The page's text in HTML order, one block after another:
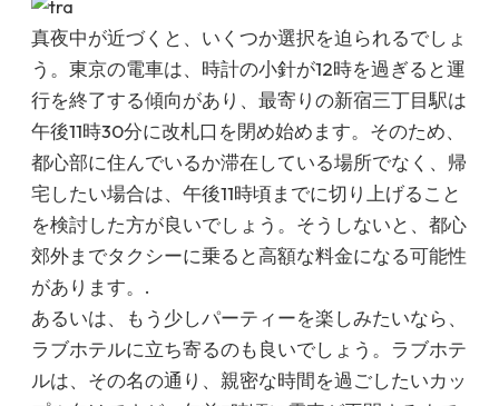
真夜中が近づくと、いくつか選択を迫られるでしょ
う。東京の電車は、時計の小針が12時を過ぎると運
行を終了する傾向があり、最寄りの新宿三丁目駅は
午後11時30分に改札口を閉め始めます。そのため、
都心部に住んでいるか滞在している場所でなく、帰
宅したい場合は、午後11時頃までに切り上げること
を検討した方が良いでしょう。そうしないと、都心
郊外までタクシーに乗ると高額な料金になる可能性
があります。.
あるいは、もう少しパーティーを楽しみたいなら、
ラブホテルに立ち寄るのも良いでしょう。ラブホテ
ルは、その名の通り、親密な時間を過ごしたいカッ